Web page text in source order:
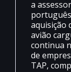
a
aquisição
avião
continua
de
TAP,